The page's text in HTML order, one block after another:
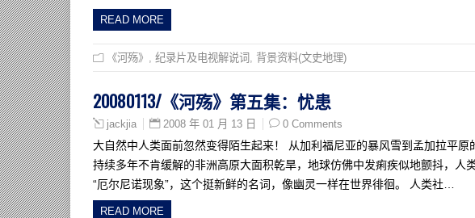
READ MORE
《河殇》 纪录片及电视解说词 背景资料(文史地理)
20080113/《河殇》第五集：忧患
jackjia 2008 年 01 月 13 日 0 Comments
大自然中人类面前忽然变得陌生起来！ 从加利福尼亚的暴风雪到孟加拉平
持续多年不肯缓解的非洲高原大面积乾旱，地球仿佛中发痢疾似地颤抖，人
“厄尔尼诺现象”，这个挺新鲜的名词，像幽灵一样在世界徘徊。 人类社…
READ MORE